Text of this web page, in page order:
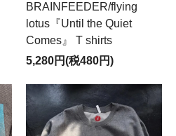
BRAINFEEDER/flying
lotus『Until the Quiet
Comes』 T shirts
5,280円(税480円)